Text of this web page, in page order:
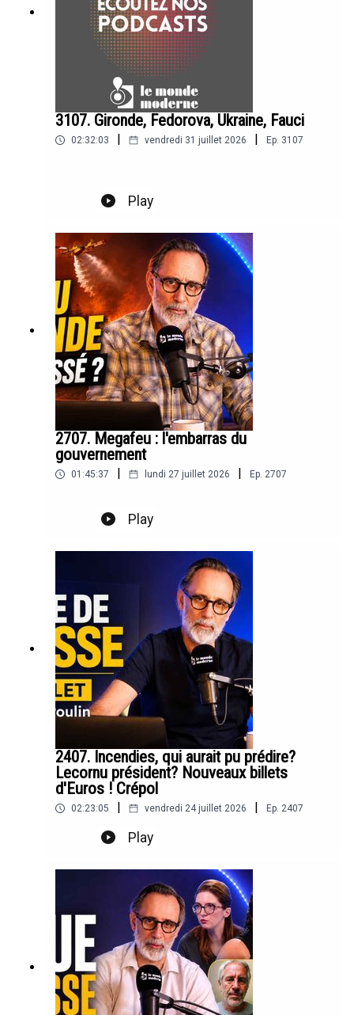
3107. Gironde, Fedorova, Ukraine, Fauci
02:32:03 | vendredi 31 juillet 2026 | Ep. 3107
Play
2707. Megafeu : l'embarras du
gouvernement
01:45:37 | lundi 27 juillet 2026 | Ep. 2707
Play
2407. Incendies, qui aurait pu prédire?
Lecornu président? Nouveaux billets
d'Euros ! Crépol
02:23:05 | vendredi 24 juillet 2026 | Ep. 2407
Play